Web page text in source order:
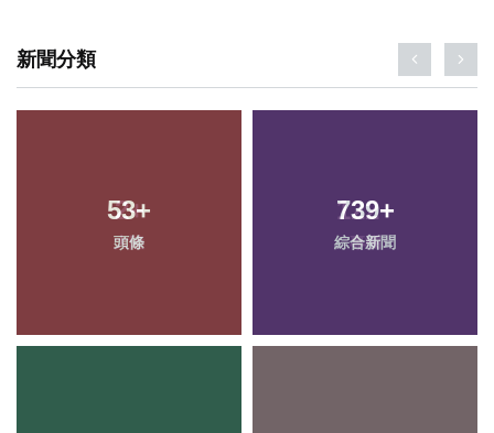
新聞分類
53+
頭條
739+
綜合新聞